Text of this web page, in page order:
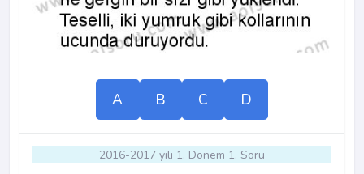
A B C D
2016-2017 yılı 1. Dönem 1. Soru